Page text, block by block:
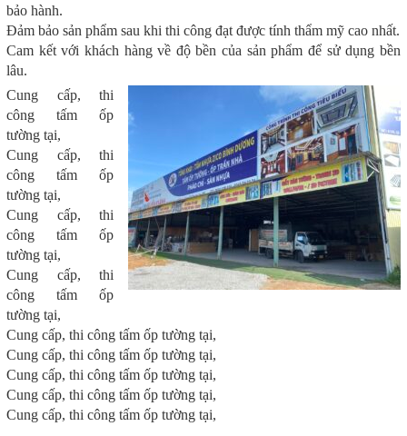
bảo hành.
Đảm bảo sản phẩm sau khi thi công đạt được tính thẩm mỹ cao nhất.
Cam kết với khách hàng về độ bền của sản phẩm để sử dụng bền
lâu.
Cung cấp, thi
công tấm ốp
tường tại,
Cung cấp, thi
công tấm ốp
tường tại,
Cung cấp, thi
công tấm ốp
tường tại,
Cung cấp, thi
công tấm ốp
tường tại,
Cung cấp, thi công tấm ốp tường tại,
Cung cấp, thi công tấm ốp tường tại,
Cung cấp, thi công tấm ốp tường tại,
Cung cấp, thi công tấm ốp tường tại,
Cung cấp, thi công tấm ốp tường tại,